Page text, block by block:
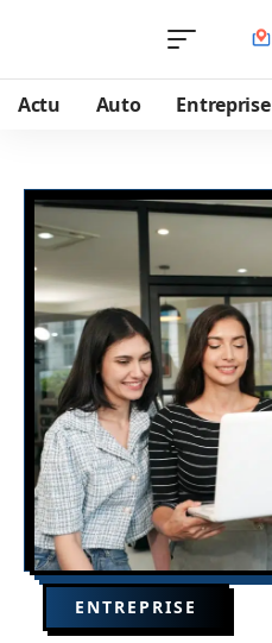
Actu Auto Entreprise
ENTREPRISE